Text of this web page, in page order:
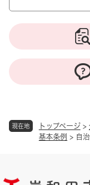
現在地 トップページ >
基本条例 > 自